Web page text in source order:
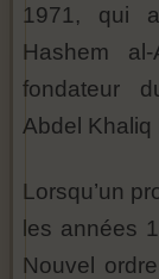
1971, qui
Hashem
fondateur
Abdel Khaliq
Lorsqu’un
les années
Nouvel